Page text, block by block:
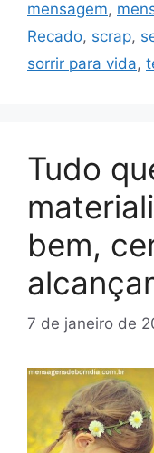
mensagem,
Recado, scrap,
sorrir para vida,
Tudo
bem,
7 de janeiro de